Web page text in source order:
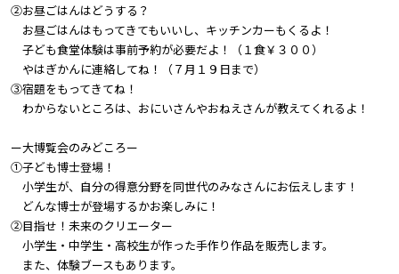
②お昼ごはんはどうする？
お昼ごはんはもってきてもいいし、キッチンカーもくるよ！
子ども食堂体験は事前予約が必要だよ！（１食￥３００）
やはぎかんに連絡してね！（７月１９日まで）
③宿題をもってきてね！
わからないところは、おにいさんやおねえさんが教えてくれるよ！
ー大博覧会のみどころー
①子ども博士登場！
小学生が、自分の得意分野を同世代のみなさんにお伝えします！
どんな博士が登場するかお楽しみに！
②目指せ！未来のクリエーター
小学生・中学生・高校生が作った手作り作品を販売します。
また、体験ブースもあります。